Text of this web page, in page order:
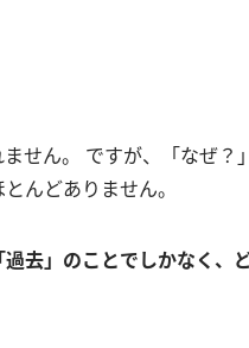
せん。 ですが、「なぜ？
んどありません。
去」のことでしかなく、